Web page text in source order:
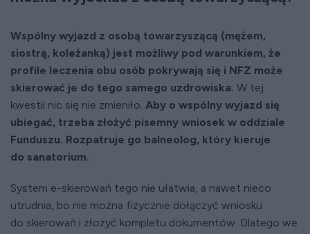
Wspólny wyjazd z osobą towarzyszącą (mężem,
siostrą, koleżanką) jest możliwy pod warunkiem, że
profile leczenia obu osób pokrywają się i NFZ może
skierować je do tego samego uzdrowiska. W tej
kwestii nic się nie zmieniło. Aby o wspólny wyjazd się
ubiegać, trzeba złożyć pisemny wniosek w oddziale
Funduszu. Rozpatruje go balneolog, który kieruje
do sanatorium.
System e-skierowań tego nie ułatwia, a nawet nieco
utrudnia, bo nie można fizycznie dołączyć wniosku
do skierowań i złożyć kompletu dokumentów. Dlatego we